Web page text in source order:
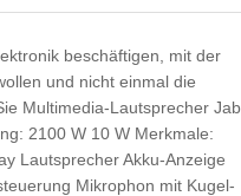
beschäftigen, mit der
und nicht einmal die
Multimedia-Lautsprecher
2100 W 10 W Merkmale:
Lautsprecher Akku-Anzeige
Mikrophon mit Kugel-